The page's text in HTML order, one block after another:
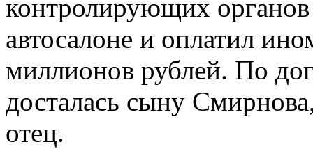
контролирующих органов
автосалоне и оплатил
миллионов рублей. По
досталась сыну
отец.